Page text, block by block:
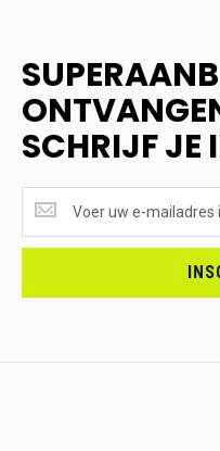
SCHRIJF JE
ONTVANGEN?
<br>SCHRIJF